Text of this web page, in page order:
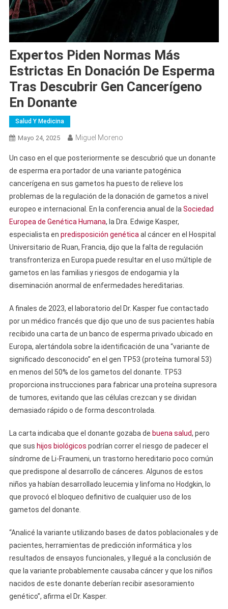
Expertos Piden Normas Más
Estrictas En Donación De Esperma
Tras Descubrir Gen Cancerígeno
En Donante
Salud Y Medicina
Mayo 24, 2025 Miguel Moreno
Un caso en el que posteriormente se descubrió que un donante
de esperma era portador de una variante patogénica
cancerígena en sus gametos ha puesto de relieve los
problemas de la regulación de la donación de gametos a nivel
europeo e internacional. En la conferencia anual de la Sociedad
Europea de Genética Humana, la Dra. Edwige Kasper,
especialista en predisposición genética al cáncer en el Hospital
Universitario de Ruan, Francia, dijo que la falta de regulación
transfronteriza en Europa puede resultar en el uso múltiple de
gametos en las familias y riesgos de endogamia y la
diseminación anormal de enfermedades hereditarias.
A finales de 2023, el laboratorio del Dr. Kasper fue contactado
por un médico francés que dijo que uno de sus pacientes había
recibido una carta de un banco de esperma privado ubicado en
Europa, alertándola sobre la identificación de una “variante de
significado desconocido” en el gen TP53 (proteína tumoral 53)
en menos del 50% de los gametos del donante. TP53
proporciona instrucciones para fabricar una proteína supresora
de tumores, evitando que las células crezcan y se dividan
demasiado rápido o de forma descontrolada.
La carta indicaba que el donante gozaba de buena salud, pero
que sus hijos biológicos podrían correr el riesgo de padecer el
síndrome de Li-Fraumeni, un trastorno hereditario poco común
que predispone al desarrollo de cánceres. Algunos de estos
niños ya habían desarrollado leucemia y linfoma no Hodgkin, lo
que provocó el bloqueo definitivo de cualquier uso de los
gametos del donante.
“Analicé la variante utilizando bases de datos poblacionales y de
pacientes, herramientas de predicción informática y los
resultados de ensayos funcionales, y llegué a la conclusión de
que la variante probablemente causaba cáncer y que los niños
nacidos de este donante deberían recibir asesoramiento
genético”, afirma el Dr. Kasper.